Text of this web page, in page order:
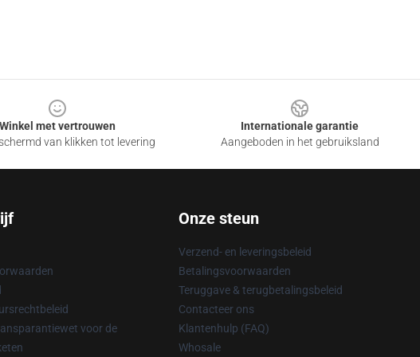
Winkel met vertrouwen
van klikken tot levering
Internationale garantie
Aangeboden in het gebruiksland
voor de
Onze steun
Verzend- en leveringsbeleid
Betalingsvoorwaarden
Teruggave & terugbetalingsbeleid
Contacteer ons
Klantenhulp (FAQ)
Whosale